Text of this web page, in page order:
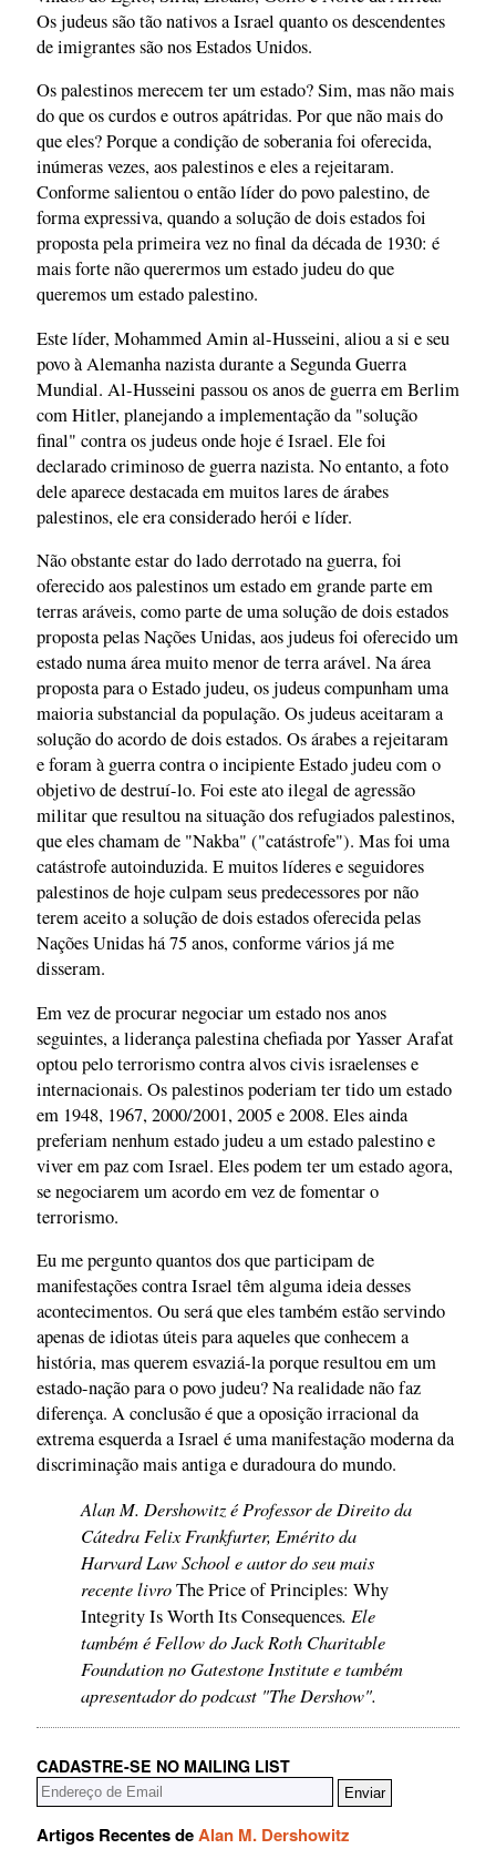
Os judeus são tão nativos a Israel quanto os descendentes
de imigrantes são nos Estados Unidos.
Os palestinos merecem ter um estado? Sim, mas não mais
do que os curdos e outros apátridas. Por que não mais do
que eles? Porque a condição de soberania foi oferecida,
inúmeras vezes, aos palestinos e eles a rejeitaram.
Conforme salientou o então líder do povo palestino, de
forma expressiva, quando a solução de dois estados foi
proposta pela primeira vez no final da década de 1930: é
mais forte não querermos um estado judeu do que
queremos um estado palestino.
Este líder, Mohammed Amin al-Husseini, aliou a si e seu
povo à Alemanha nazista durante a Segunda Guerra
Mundial. Al-Husseini passou os anos de guerra em Berlim
com Hitler, planejando a implementação da "solução
final" contra os judeus onde hoje é Israel. Ele foi
declarado criminoso de guerra nazista. No entanto, a foto
dele aparece destacada em muitos lares de árabes
palestinos, ele era considerado herói e líder.
Não obstante estar do lado derrotado na guerra, foi
oferecido aos palestinos um estado em grande parte em
terras aráveis, como parte de uma solução de dois estados
proposta pelas Nações Unidas, aos judeus foi oferecido um
estado numa área muito menor de terra arável. Na área
proposta para o Estado judeu, os judeus compunham uma
maioria substancial da população. Os judeus aceitaram a
solução do acordo de dois estados. Os árabes a rejeitaram
e foram à guerra contra o incipiente Estado judeu com o
objetivo de destruí-lo. Foi este ato ilegal de agressão
militar que resultou na situação dos refugiados palestinos,
que eles chamam de "Nakba" ("catástrofe"). Mas foi uma
catástrofe autoinduzida. E muitos líderes e seguidores
palestinos de hoje culpam seus predecessores por não
terem aceito a solução de dois estados oferecida pelas
Nações Unidas há 75 anos, conforme vários já me
disseram.
Em vez de procurar negociar um estado nos anos
seguintes, a liderança palestina chefiada por Yasser Arafat
optou pelo terrorismo contra alvos civis israelenses e
internacionais. Os palestinos poderiam ter tido um estado
em 1948, 1967, 2000/2001, 2005 e 2008. Eles ainda
preferiam nenhum estado judeu a um estado palestino e
viver em paz com Israel. Eles podem ter um estado agora,
se negociarem um acordo em vez de fomentar o
terrorismo.
Eu me pergunto quantos dos que participam de
manifestações contra Israel têm alguma ideia desses
acontecimentos. Ou será que eles também estão servindo
apenas de idiotas úteis para aqueles que conhecem a
história, mas querem esvaziá-la porque resultou em um
estado-nação para o povo judeu? Na realidade não faz
diferença. A conclusão é que a oposição irracional da
extrema esquerda a Israel é uma manifestação moderna da
discriminação mais antiga e duradoura do mundo.
Alan M. Dershowitz é Professor de Direito da
Cátedra Felix Frankfurter, Emérito da
Harvard Law School e autor do seu mais
recente livroThe Price of Principles: Why
Integrity Is Worth Its Consequences. Ele
também é Fellow do Jack Roth Charitable
Foundation no Gatestone Institute e também
apresentador do podcast "The Dershow".
CADASTRE-SE NO MAILING LIST
Artigos Recentes deAlan M. Dershowitz